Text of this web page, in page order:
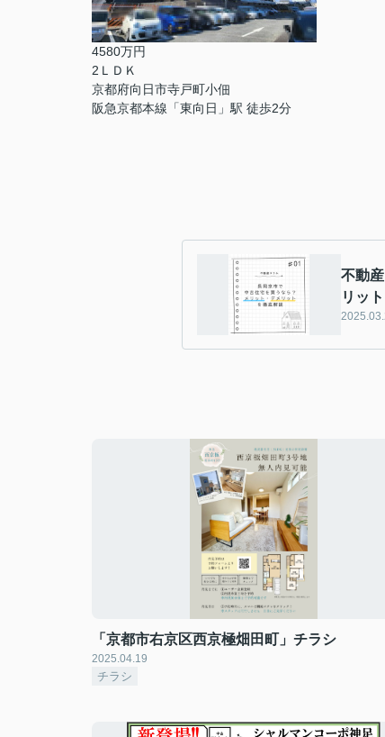
4580万円
2ＬＤＫ
京都府向日市寺戸町小佃
阪急京都本線「東向日」駅 徒歩2分
不動
リッ
「京都市右京区西京極畑田町」チラシ
2025.04.19
チラシ